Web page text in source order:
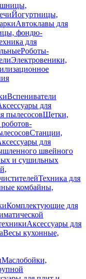
Йогуртницы,
Автоклавы для
фондю-
для
Роботы-
Электровеники,
Вспениватели
для
пылесосовЩетки,
Станции,
для
швейного
и сушильных
Техника для
комбайны,
Комплектующие для
Аксессуары для
Весы кухонные,
Маслобойки,